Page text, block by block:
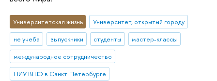
Университетская жизнь
Университет, открытый городу
не учеба
выпускники студенты
мастер-классы
международное сотрудничество
НИУ ВШЭ в Санкт-Петербурге